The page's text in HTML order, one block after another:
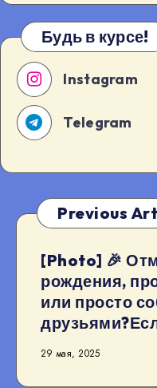
Будь в курсе!
Instagram
Telegram
Previous
[Photo] 🎉
рождения,
или просто
29 мая, 2025